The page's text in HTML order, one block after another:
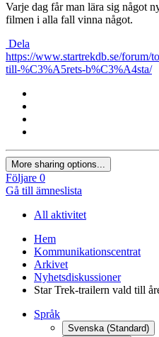
Varje dag får man lära sig något
filmen i alla fall vinna något.
Dela
https://www.startrekdb.se/forum/
till-%C3%A5rets-b%C3%A4sta/
More sharing options...
Följare 0
Gå till ämneslista
All aktivitet
Hem
Kommunikationscentrat
Arkivet
Nyhetsdiskussioner
Star Trek-trailern vald till
Språk
Svenska (Standard)